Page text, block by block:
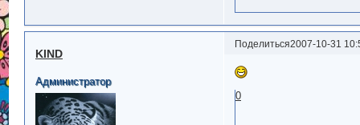
Поделиться2007-10-31
KIND
Администратор
0